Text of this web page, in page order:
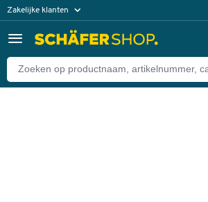
Zakelijke klanten
Particuliere klanten
Terug